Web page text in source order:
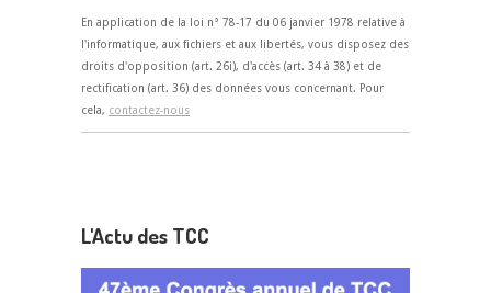
En application de la loi n° 78-17 du 06 janvier 1978 relative à
l'informatique, aux fichiers et aux libertés, vous disposez des
droits d'opposition (art. 26i), d'accès (art. 34 à 38) et de
rectification (art. 36) des données vous concernant. Pour
cela, contactez-nous
L'Actu des TCC